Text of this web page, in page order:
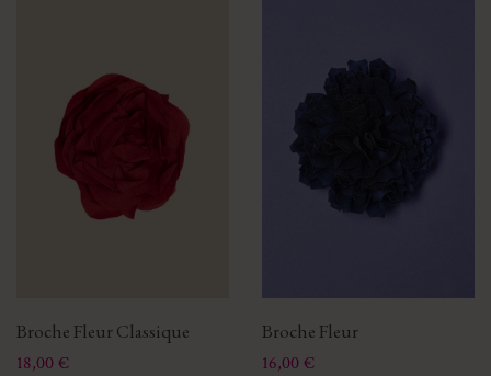
Broche Fleur Classique
Prix
18,00 €
Broche Fleur
Prix
16,00 €